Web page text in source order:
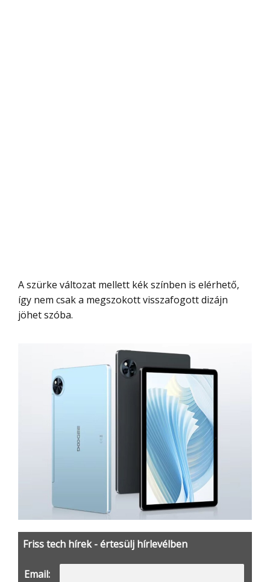
A szürke változat mellett kék színben is elérhető,
így nem csak a megszokott visszafogott dizájn
jöhet szóba.
Friss tech hírek - értesülj hírlevélben
Email: